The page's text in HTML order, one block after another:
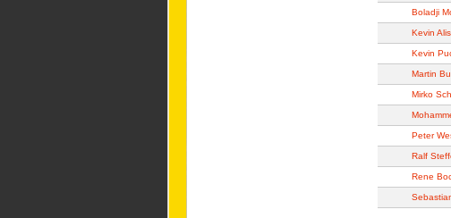
Boladji
Kevin
Kevin
Martin
Mirko
Peter
Ralf
Rene